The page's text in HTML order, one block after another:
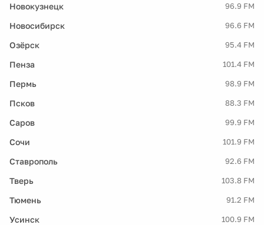
Новокузнецк 96.9 FM
Новосибирск 96.6 FM
Озёрск 95.4 FM
Пенза 101.4 FM
Пермь 98.9 FM
Псков 88.3 FM
Саров 99.9 FM
Сочи 101.9 FM
Ставрополь 92.6 FM
Тверь 103.8 FM
Тюмень 91.2 FM
Усинск 100.9 FM